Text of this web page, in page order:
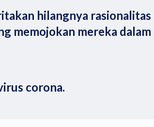
hilangnya
memojokan mereka
corona.